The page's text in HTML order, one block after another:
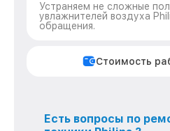
Устраняем не сложные
увлажнителей воздуха
обращения.
Стоимость
Есть вопросы по